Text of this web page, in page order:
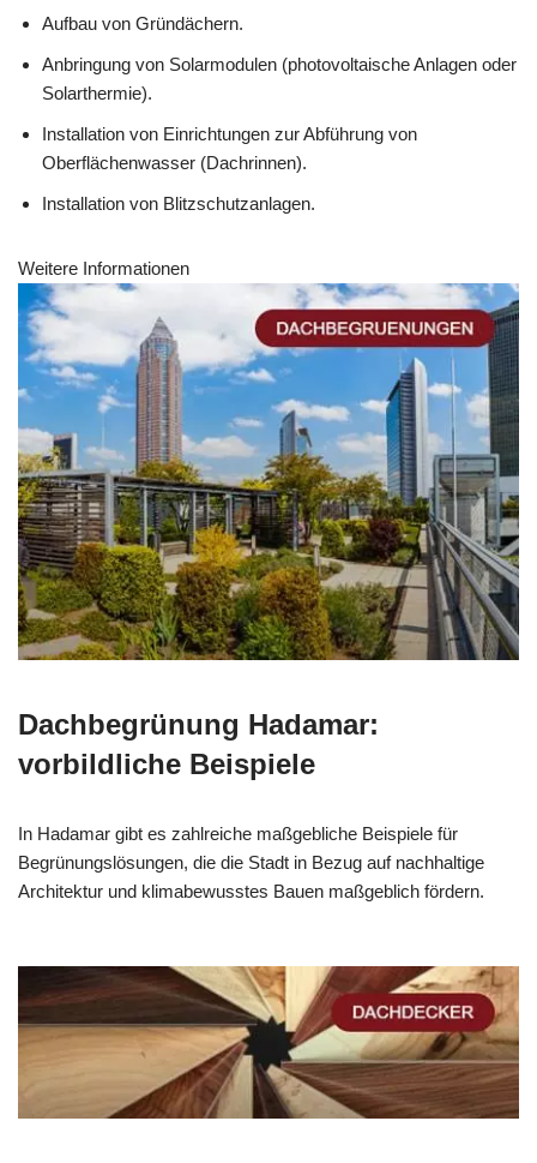
Aufbau von Gründächern.
Anbringung von Solarmodulen (photovoltaische Anlagen oder
Solarthermie).
Installation von Einrichtungen zur Abführung von
Oberflächenwasser (Dachrinnen).
Installation von Blitzschutzanlagen.
Weitere Informationen
Dachbegrünung Hadamar:
vorbildliche Beispiele
In Hadamar gibt es zahlreiche maßgebliche Beispiele für
Begrünungslösungen, die die Stadt in Bezug auf nachhaltige
Architektur und klimabewusstes Bauen maßgeblich fördern.